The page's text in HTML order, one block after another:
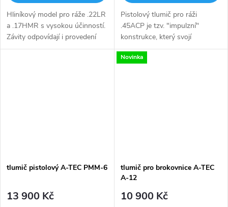
Hliníkový model pro ráže .22LR
a .17HMR s vysokou účinností.
Závity odpovídají i provedení
zbraní CZUB (1/2"-20). Velmi
Pistolový tlumič pro ráži
.45ACP je tzv. "impulzní"
konstrukce, který svojí
konstrukcí zajišťují spolehlivou
funkci odemykání a uzamykání
tlumič pistolový A-TEC PMM-6
13 900 Kč
Novinka
tlumič pro brokovnice A-TEC
A-12
10 900 Kč